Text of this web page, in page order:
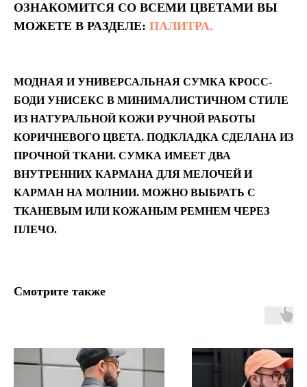
ОЗНАКОМИТСЯ СО ВСЕМИ ЦВЕТАМИ ВЫ
МОЖЕТЕ В РАЗДЕЛЕ: ПАЛИТРА.
МОДНАЯ И УНИВЕРСАЛЬНАЯ СУМКА КРОСС-
БОДИ УНИСЕКС В МИНИМАЛИСТИЧНОМ СТИЛЕ
ИЗ НАТУРАЛЬНОЙ КОЖИ РУЧНОЙ РАБОТЫ
КОРИЧНЕВОГО ЦВЕТА. ПОДКЛАДКА СДЕЛАНА ИЗ
ПРОЧНОЙ ТКАНИ. СУМКА ИМЕЕТ ДВА
ВНУТРЕННИХ КАРМАНА ДЛЯ МЕЛОЧЕЙ И
КАРМАН НА МОЛНИИ. МОЖНО ВЫБРАТЬ С
ТКАНЕВЫМ ИЛИ КОЖАНЫМ РЕМНЕМ ЧЕРЕЗ
ПЛЕЧО.
Смотрите также